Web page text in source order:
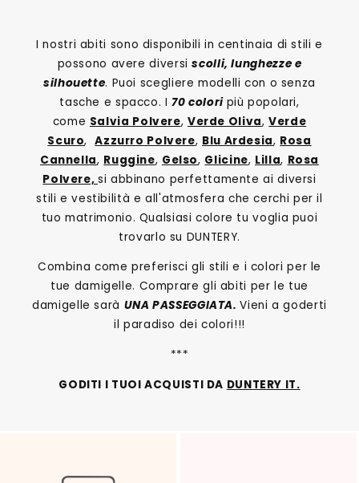
I nostri abiti sono disponibili in centinaia di stili e
possono avere diversiscolli, lunghezze e
silhouette. Puoi scegliere modelli con o senza
tasche e spacco. I70 colori più popolari,
come Salvia Polvere, Verde Oliva,Verde
Scuro,Azzurro Polvere, Blu Ardesia, Rosa
Cannella, Ruggine, Gelso, Glicine, Lilla, Rosa
Polvere, si abbinano perfettamente ai diversi
stili e vestibilità e all'atmosfera che cerchi per il
tuo matrimonio. Qualsiasi colore tu voglia puoi
trovarlo su DUNTERY.
Combina come preferisci gli stili e i colori per le
tue damigelle. Comprare gli abiti per le tue
damigelle sarà UNA PASSEGGIATA.Vieni a goderti
il paradiso dei colori!!!
***
GODITI I TUOI ACQUISTI DA DUNTERY IT.